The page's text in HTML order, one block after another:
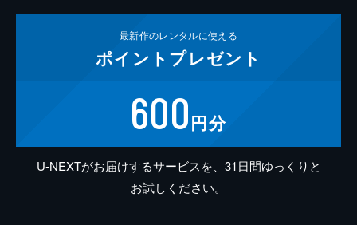
最新作のレンタルに使える
ポイント プレゼント
600円分
U-NEXTがお届けするサービスを、31日間ゆっくりと
お試しください。